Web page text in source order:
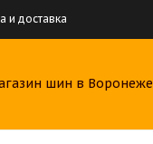
и доставка
шин в Воронеже